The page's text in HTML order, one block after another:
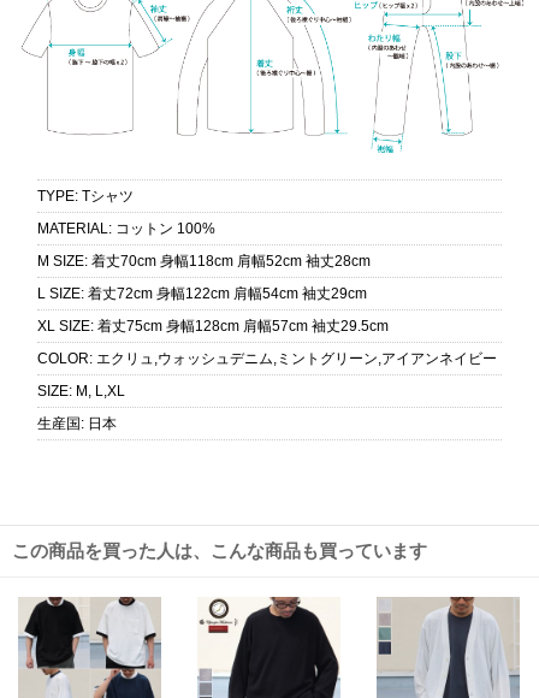
TYPE: Tシャツ
MATERIAL: コットン 100%
M SIZE: 着丈70cm 身幅118cm 肩幅52cm 袖丈28cm
L SIZE: 着丈72cm 身幅122cm 肩幅54cm 袖丈29cm
XL SIZE: 着丈75cm 身幅128cm 肩幅57cm 袖丈29.5cm
COLOR: エクリュ,ウォッシュデニム,ミントグリーン,アイアンネイビー
SIZE: M, L,XL
生産国 : 日本
この商品を買った人は、こんな商品も買っています